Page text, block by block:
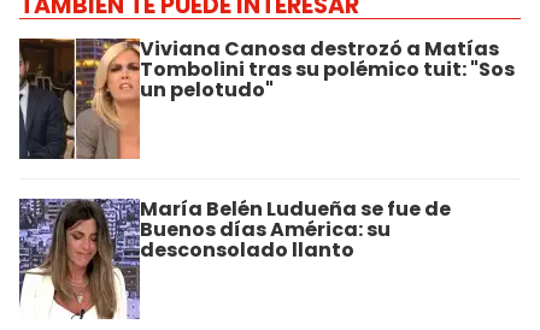
Viviana Canosa destrozó a Matías
Tombolini tras su polémico tuit: "Sos
un pelotudo"
María Belén Ludueña se fue de
Buenos días América: su
desconsolado llanto